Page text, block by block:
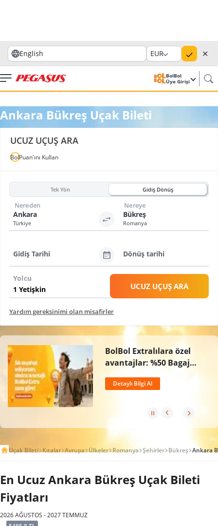
English EUR ✕
BolBol
Üye Girişi
Ankara Bükreş Uçak Bileti
UCUZ UÇUŞ ARA
BolPuan'ını Kullan
Tek Yön Gidiş Dönüş
Ankara
Türkiye
Nereden
Bükreş
Romanya
Nereye
Gidiş Tarihi Dönüş tarihi
Yolcu
UCUZ UÇUŞ ARA
Yardım gereksinimi olan misafirler
BolBol Extralılara özel
avantajlar: %50 Bagaj
Hakkı ve 2 Kat BolPuan!
Detaylı Bilgi Al
Uçak Bileti Kıtalar Avrupa Ülkeler Romanya Şehirler Bükreş Ankara
En Ucuz Ankara Bükreş Uçak Bileti
Fiyatları
2026 AĞUSTOS - 2027 TEMMUZ